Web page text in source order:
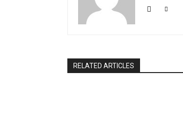
RELATED ARTICLES